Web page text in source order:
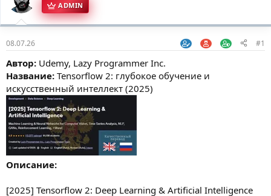
ADMIN
08.07.26 #1
Автор: Udemy, Lazy Programmer Inc.
Название: Tensorflow 2: глубокое обучение и
искусственный интеллект (2025)
Описание:
[2025] Tensorflow 2: Deep Learning & Artificial Intelligence